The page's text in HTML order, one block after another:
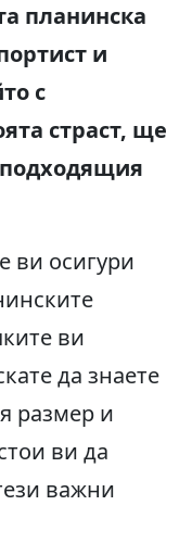
планинска
и
с
страст, ще
ви осигури
ви
да знаете
размер и
ви да
важни